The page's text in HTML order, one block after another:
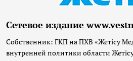
Сетевое издание
Собственник: ГКП на ПХВ «Жетісу
внутренней политики области